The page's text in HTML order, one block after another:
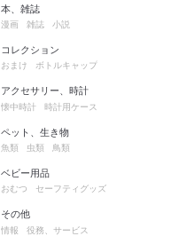
本、雑誌
漫画 雑誌 小説
コレクション
おまけ ボトルキャップ
アクセサリー、時計
懐中時計 時計用ケース
ペット、生き物
魚類 虫類 鳥類
ベビー用品
おむつ セーフティグッズ
その他
情報 役務、サービス